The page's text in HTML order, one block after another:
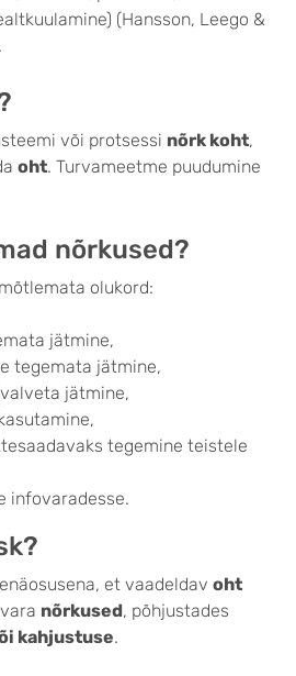
(Hansson, Leego &
või protsessi nõrk koht,
oht. Turvameetme puudumine
nõrkused?
olukord:
jätmine,
tegemata jätmine,
jätmine,
tegemine teistele
infovaradesse.
et vaadeldav oht
nõrkused, põhjustades
kahjustuse.